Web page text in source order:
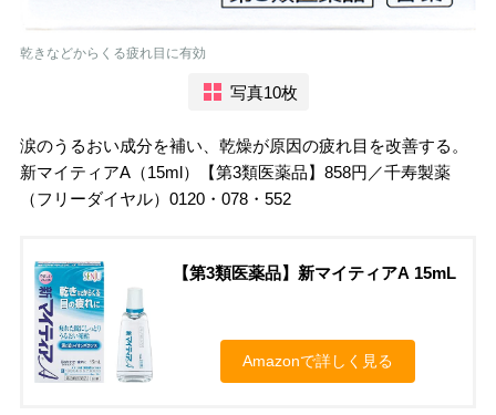
乾きなどからくる疲れ目に有効
写真10枚
涙のうるおい成分を補い、乾燥が原因の疲れ目を改善する。
新マイティアA（15ml）【第3類医薬品】858円／千寿製薬
（フリーダイヤル）0120・078・552
【第3類医薬品】新マイティアA 15mL
Amazonで詳しく見る